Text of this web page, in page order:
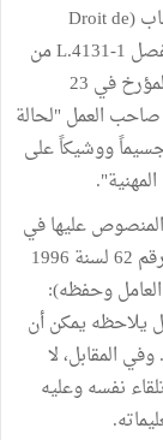
لا ينص قانون الشغل التونسي على حق الانسحاب (Droit de
retrait) المعترف به، على سبيل المثال، بمقتضى الفصل L.4131-1 من
مجلة الشغل في فرنسا، كما تمت إضافته بالقانون المؤرخ في 23
صاحب العمل "لحالة
ووشيكاً على
المنصوص عليها في
صحة العامل وحفظه):
يلاحظه يمكن أن
المقابل، لا
نفسه وعليه